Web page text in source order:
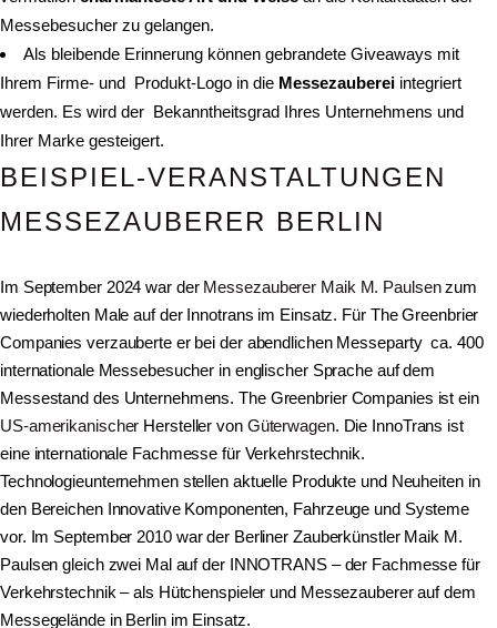
Messebesucher zu gelangen.
Als bleibende Erinnerung können gebrandete Giveaways mit
Ihrem Firme- und Produkt-Logo in die Messezauberei integriert
werden. Es wird der Bekanntheitsgrad Ihres Unternehmens und
Ihrer Marke gesteigert.
BEISPIEL-VERANSTALTUNGEN
MESSEZAUBERER BERLIN
Im September 2024 war der Messezauberer Maik M. Paulsenzum
wiederholten Male auf der Innotrans im Einsatz. Für The Greenbrier
Companies verzauberte er bei der abendlichen Messeparty ca. 400
internationale Messebesucher in englischer Sprache auf dem
Messestand des Unternehmens. The Greenbrier Companies ist ein
US-amerikanischer Hersteller von Güterwagen. Die InnoTrans ist
eine internationale Fachmesse für Verkehrstechnik.
Technologieunternehmen stellen aktuelle Produkte und Neuheiten in
den Bereichen Innovative Komponenten, Fahrzeuge und Systeme
vor. Im September 2010 war der Berliner Zauberkünstler Maik M.
Paulsen gleich zwei Mal auf der INNOTRANS – der Fachmesse für
Verkehrstechnik – als Hütchenspieler und Messezauberer auf dem
Messegelände in Berlin im Einsatz.